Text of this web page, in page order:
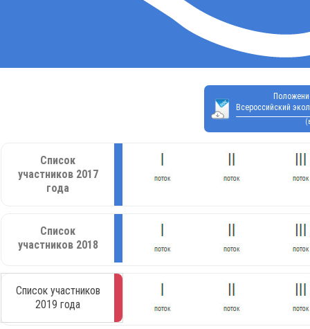
Всероссийский
Список
участников 2017
года
Список
участников 2018
Список участников
2019 года